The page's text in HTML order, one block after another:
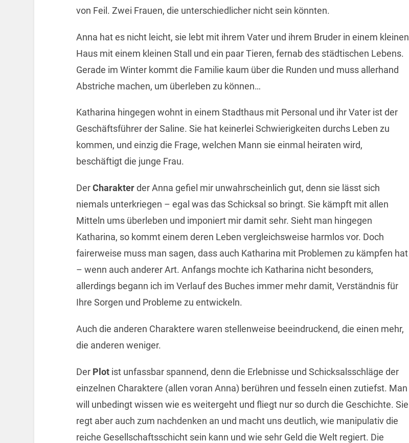
von Feil. Zwei Frauen, die unterschiedlicher nicht sein könnten.
Anna hat es nicht leicht, sie lebt mit ihrem Vater und ihrem Bruder in einem kleinen
Haus mit einem kleinen Stall und ein paar Tieren, fernab des städtischen Lebens.
Gerade im Winter kommt die Familie kaum über die Runden und muss allerhand
Abstriche machen, um überleben zu können…
Katharina hingegen wohnt in einem Stadthaus mit Personal und ihr Vater ist der
Geschäftsführer der Saline. Sie hat keinerlei Schwierigkeiten durchs Leben zu
kommen, und einzig die Frage, welchen Mann sie einmal heiraten wird,
beschäftigt die junge Frau.
DerCharakterder Anna gefiel mir unwahrscheinlich gut, denn sie lässt sich
niemals unterkriegen – egal was das Schicksal so bringt. Sie kämpft mit allen
Mitteln ums überleben und imponiert mir damit sehr. Sieht man hingegen
Katharina, so kommt einem deren Leben vergleichsweise harmlos vor. Doch
fairerweise muss man sagen, dass auch Katharina mit Problemen zu kämpfen hat
– wenn auch anderer Art. Anfangs mochte ich Katharina nicht besonders,
allerdings begann ich im Verlauf des Buches immer mehr damit, Verständnis für
Ihre Sorgen und Probleme zu entwickeln.
Auch die anderen Charaktere waren stellenweise beeindruckend, die einen mehr,
die anderen weniger.
Der Plotist unfassbar spannend, denn die Erlebnisse und Schicksalsschläge der
einzelnen Charaktere (allen voran Anna) berühren und fesseln einen zutiefst. Man
will unbedingt wissen wie es weitergeht und fliegt nur so durch die Geschichte. Sie
regt aber auch zum nachdenken an und macht uns deutlich, wie manipulativ die
reiche Gesellschaftsschicht sein kann und wie sehr Geld die Welt regiert. Die